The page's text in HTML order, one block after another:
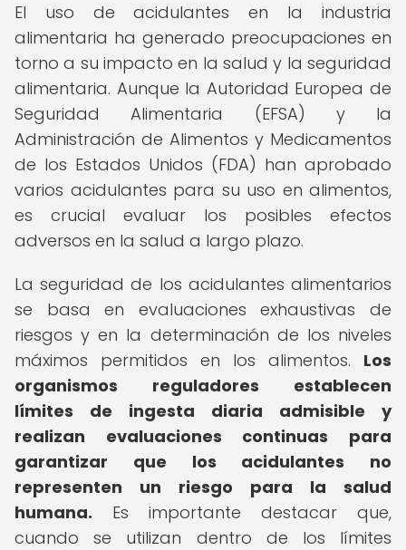
El uso de acidulantes en la industria
alimentaria ha generado preocupaciones en
torno a su impacto en la salud y la seguridad
alimentaria. Aunque la Autoridad Europea de
Seguridad Alimentaria (EFSA) y la
Administración de Alimentos y Medicamentos
de los Estados Unidos (FDA) han aprobado
varios acidulantes para su uso en alimentos,
es crucial evaluar los posibles efectos
adversos en la salud a largo plazo.
La seguridad de los acidulantes alimentarios
se basa en evaluaciones exhaustivas de
riesgos y en la determinación de los niveles
máximos permitidos en los alimentos. Los
organismos reguladores establecen
límites de ingesta diaria admisible y
realizan evaluaciones continuas para
garantizar que los acidulantes no
representen un riesgo para la salud
humana. Es importante destacar que,
cuando se utilizan dentro de los límites